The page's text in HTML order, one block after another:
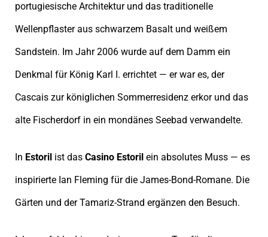
portugiesische Architektur und das traditionelle
Wellenpflaster aus schwarzem Basalt und weißem
Sandstein. Im Jahr 2006 wurde auf dem Damm ein
Denkmal für König Karl I. errichtet — er war es, der
Cascais zur königlichen Sommerresidenz erkor und das
alte Fischerdorf in ein mondänes Seebad verwandelte.
In Estoril ist das Casino Estoril ein absolutes Muss — es
inspirierte Ian Fleming für die James-Bond-Romane. Die
Gärten und der Tamariz-Strand ergänzen den Besuch.